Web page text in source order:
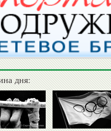
дня: